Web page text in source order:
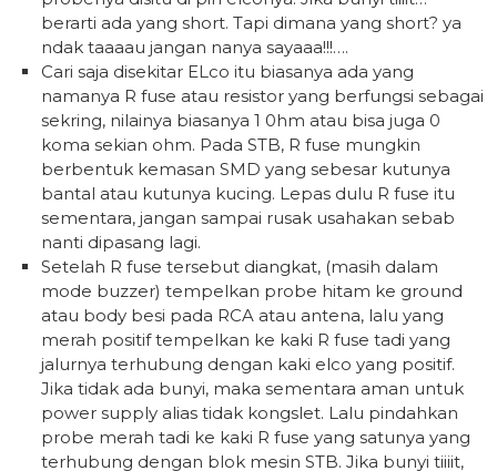
berarti ada yang short. Tapi dimana yang short? ya
ndak taaaau jangan nanya sayaaa!!!….
Cari saja disekitar ELco itu biasanya ada yang
namanya R fuse atau resistor yang berfungsi sebagai
sekring, nilainya biasanya 1 0hm atau bisa juga 0
koma sekian ohm. Pada STB, R fuse mungkin
berbentuk kemasan SMD yang sebesar kutunya
bantal atau kutunya kucing. Lepas dulu R fuse itu
sementara, jangan sampai rusak usahakan sebab
nanti dipasang lagi.
Setelah R fuse tersebut diangkat, (masih dalam
mode buzzer) tempelkan probe hitam ke ground
atau body besi pada RCA atau antena, lalu yang
merah positif tempelkan ke kaki R fuse tadi yang
jalurnya terhubung dengan kaki elco yang positif.
Jika tidak ada bunyi, maka sementara aman untuk
power supply alias tidak kongslet. Lalu pindahkan
probe merah tadi ke kaki R fuse yang satunya yang
terhubung dengan blok mesin STB. Jika bunyi tiiiit,